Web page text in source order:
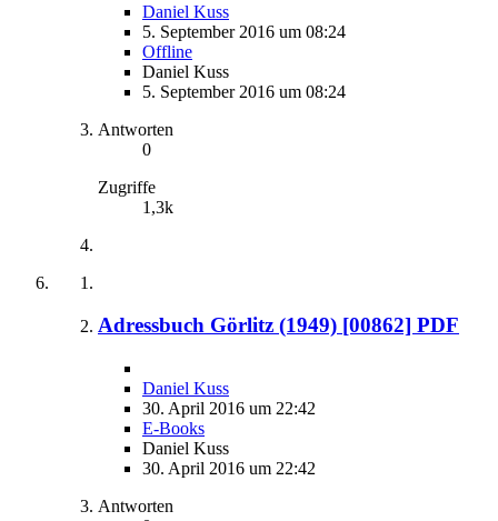
Daniel Kuss
5. September 2016 um 08:24
Offline
Daniel Kuss
5. September 2016 um 08:24
Antworten
0
Zugriffe
1,3k
Adressbuch Görlitz (1949) [00862] PDF
Daniel Kuss
30. April 2016 um 22:42
E-Books
Daniel Kuss
30. April 2016 um 22:42
Antworten